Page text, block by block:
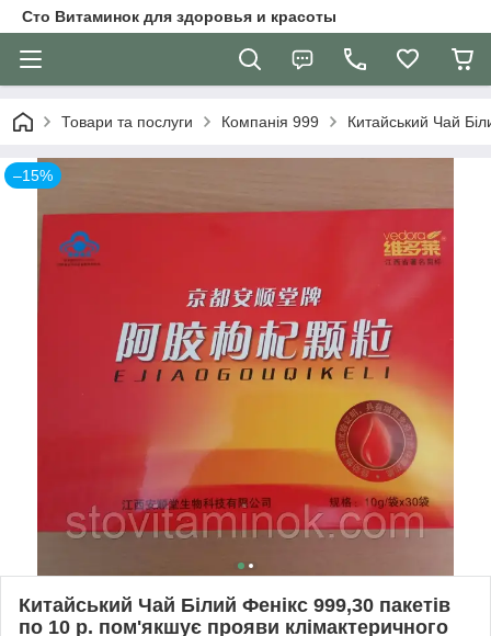
Сто Витаминок для здоровья и красоты
Товари та послуги Компанія 999 Китайський Чай
–15%
Китайський Чай Білий Фенікс 999,30 пакетів
по 10 р. пом'якшує прояви клімактеричного